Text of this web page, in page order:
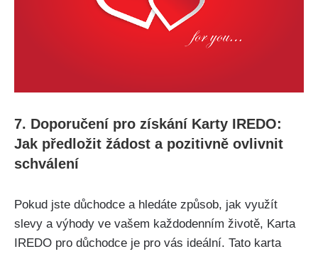
7. Doporučení pro získání Karty IREDO:
Jak předložit žádost a pozitivně ovlivnit
schválení
Pokud jste důchodce a hledáte způsob, jak využít
slevy a výhody ve vašem každodenním životě, Karta
IREDO pro důchodce je pro vás ideální. Tato karta